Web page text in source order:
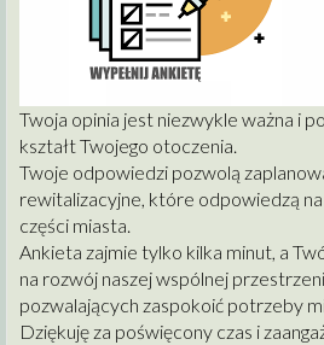
Twoja opinia jest niezwykle ważna i
kształt Twojego otoczenia.
Twoje odpowiedzi pozwolą
rewitalizacyjne, które odpowiedzą
części miasta.
Ankieta zajmie tylko kilka minut, a
na rozwój naszej wspólnej
pozwalających zaspokoić potrzeby
Dziękuję za poświęcony czas i